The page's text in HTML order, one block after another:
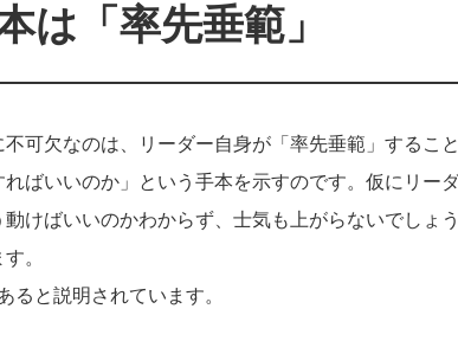
は「率先垂範」
可欠なのは、リーダー自身が「率先垂範」するこ
ばいいのか」という手本を示すのです。仮にリー
けばいいのかわからず、士気も上がらないでしょ
。
ると説明されています。